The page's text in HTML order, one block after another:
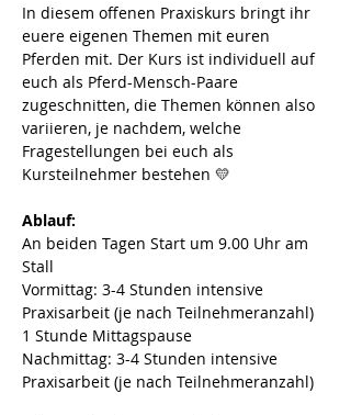
In diesem offenen Praxiskurs bringt ihr
euere eigenen Themen mit euren
Pferden mit. Der Kurs ist individuell auf
euch als Pferd-Mensch-Paare
zugeschnitten, die Themen können also
variieren, je nachdem, welche
Fragestellungen bei euch als
Kursteilnehmer bestehen 💛
Ablauf:
An beiden Tagen Start um 9.00 Uhr am
Stall
Vormittag: 3-4 Stunden intensive
Praxisarbeit (je nach Teilnehmeranzahl)
1 Stunde Mittagspause
Nachmittag: 3-4 Stunden intensive
Praxisarbeit (je nach Teilnehmeranzahl)